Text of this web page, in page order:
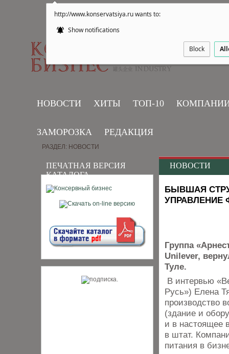
http://www.konservatsiya.ru wants to:
Show notifications
Block
НОВОСТИ ХИТЫ ТОП-10
ЗАМОРОЗКА РЕДАКЦИЯ
ПЕЧАТНАЯ ВЕРСИЯ
КАТАЛОГА
РАЗДЕЛ: НОВОСТИ
НОВОСТИ
БЫВШАЯ
УПРАВЛЕНИЕ
Группа
Unilever,
Туле.
В интервью
Русь») Елена
производство
(здание и
и в настоящее
в штат.
питания в